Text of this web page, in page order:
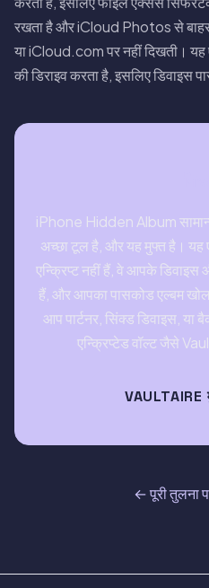
रखता है और iCloud Photos से
या iCloud.com पर नहीं दिखती। यह
की डिराइव करता है, इसलिए डिवाइस
iPhone Hidden Album
अच्छा टूल है, और यह मुफ्त है। यह
एन्क्रिप्ट नहीं हैं, वे आपके
हैं, और आपका पासकोड एल्बम
आप पार्टनर, सिंक्ड डिवाइस, या
एन्क्रिप्टेड वॉल्ट जैसे
← पूरी तुलना